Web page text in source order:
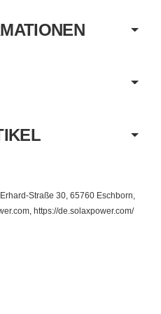
Straße 30, 65760 Eschborn,
https://de.solaxpower.com/